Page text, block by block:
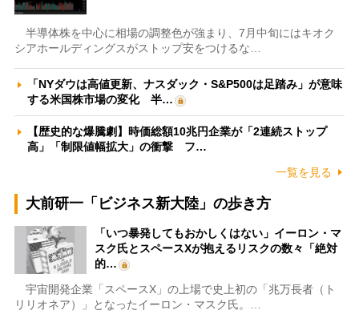
半導体株を中心に相場の調整色が強まり、7月中旬にはキオク
シアホールディングスがストップ安をつけるな…
「NYダウは高値更新、ナスダック・S&P500は足踏み」が意味
する米国株市場の変化 半…
【歴史的な爆騰劇】時価総額10兆円企業が「2連続ストップ
高」「制限値幅拡大」の衝撃 フ…
一覧を見る
大前研一「ビジネス新大陸」の歩き方
「いつ暴発してもおかしくはない」イーロン・マ
スク氏とスペースXが抱えるリスクの数々「絶対
的…
宇宙開発企業「スペースX」の上場で史上初の「兆万長者（ト
リリオネア）」となったイーロン・マスク氏。…